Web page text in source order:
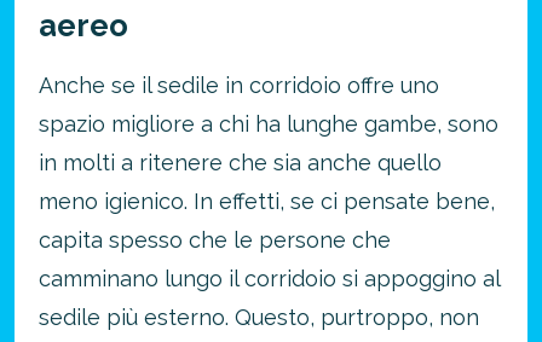
aereo
Anche se il sedile in corridoio offre uno
spazio migliore a chi ha lunghe gambe, sono
in molti a ritenere che sia anche quello
meno igienico. In effetti, se ci pensate bene,
capita spesso che le persone che
camminano lungo il corridoio si appoggino al
sedile più esterno. Questo, purtroppo, non